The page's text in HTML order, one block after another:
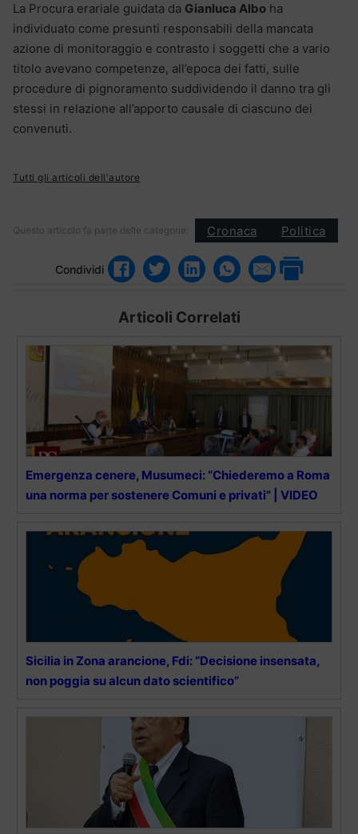
La Procura erariale guidata da Gianluca Albo ha
individuato come presunti responsabili della mancata
azione di monitoraggio e contrasto i soggetti che a vario
titolo avevano competenze, all’epoca dei fatti, sulle
procedure di pignoramento suddividendo il danno tra gli
stessi in relazione all’apporto causale di ciascuno dei
convenuti.
Tutti gli articoli dell'autore
Questo articolo fa parte delle categorie: Cronaca Politica
Condividi
Articoli Correlati
Emergenza cenere, Musumeci: “Chiederemo a Roma
una norma per sostenere Comuni e privati” | VIDEO
Sicilia in Zona arancione, Fdi: “Decisione insensata,
non poggia su alcun dato scientifico”